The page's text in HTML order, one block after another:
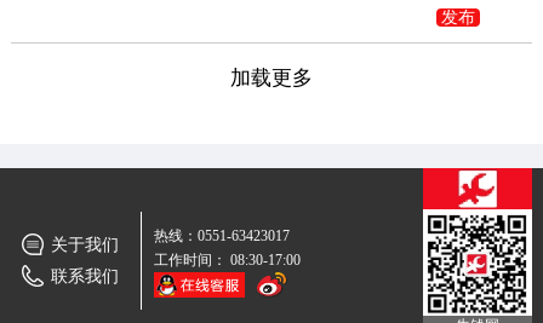
发布
加载更多
关于我们
联系我们
热线：0551-63423017
工作时间： 08:30-17:00